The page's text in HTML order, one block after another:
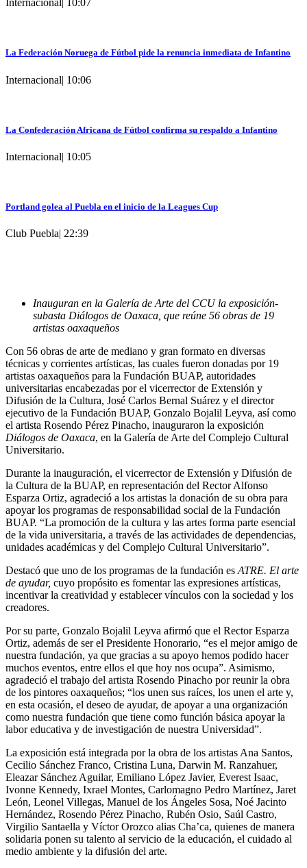
Internacional 10:07
La Federación Noruega de Fútbol pide la renuncia inmediata de Infantino
Internacional| 10:06
La Confederación Africana de Fútbol confirma su respaldo a Infantino
Internacional| 10:05
Portland golea al Puebla en el inicio de la Leagues Cup
Club Puebla| 22:39
Inauguran en la Galería de Arte del CCU la exposición-
subasta Diálogos de Oaxaca, que reúne 56 obras de 19
artistas oaxaqueños
Con 56 obras de arte de mediano y gran formato en diversas
técnicas y corrientes artísticas, las cuales fueron donadas por 19
artistas oaxaqueños para la Fundación BUAP, autoridades
universitarias encabezadas por el vicerrector de Extensión y
Difusión de la Cultura, José Carlos Bernal Suárez y el director
ejecutivo de la Fundación BUAP, Gonzalo Bojalil Leyva, así como
el artista Rosendo Pérez Pinacho, inauguraron la exposición
Diálogos de Oaxaca, en la Galería de Arte del Complejo Cultural
Universitario.
Durante la inauguración, el vicerrector de Extensión y Difusión de
la Cultura de la BUAP, en representación del Rector Alfonso
Esparza Ortiz, agradeció a los artistas la donación de su obra para
apoyar los programas de responsabilidad social de la Fundación
BUAP. “La promoción de la cultura y las artes forma parte esencial
de la vida universitaria, a través de las actividades de dependencias,
unidades académicas y del Complejo Cultural Universitario”.
Destacó que uno de los programas de la fundación es ATRE. El arte
de ayudar, cuyo propósito es fomentar las expresiones artísticas,
incentivar la creatividad y establecer vínculos con la sociedad y los
creadores.
Por su parte, Gonzalo Bojalil Leyva afirmó que el Rector Esparza
Ortiz, además de ser el Presidente Honorario, “es el mejor amigo de
nuestra fundación, ya que gracias a su apoyo hemos podido hacer
muchos eventos, entre ellos el que hoy nos ocupa”. Asimismo,
agradeció el trabajo del artista Rosendo Pinacho por reunir la obra
de los pintores oaxaqueños; “los unen sus raíces, los unen el arte y,
en esta ocasión, el deseo de ayudar, de apoyar a una organización
como nuestra fundación que tiene como función básica apoyar la
labor educativa y de investigación de nuestra Universidad”.
La exposición está integrada por la obra de los artistas Ana Santos,
Cecilio Sánchez Franco, Cristina Luna, Darwin M. Ranzahuer,
Eleazar Sánchez Aguilar, Emiliano López Javier, Everest Isaac,
Ivonne Kennedy, Ixrael Montes, Carlomagno Pedro Martínez, Jaret
León, Leonel Villegas, Manuel de los Ángeles Sosa, Noé Jacinto
Hernández, Rosendo Pérez Pinacho, Rubén Osio, Saúl Castro,
Virgilio Santaella y Víctor Orozco alias Cha’ca, quienes de manera
solidaria ponen su talento al servicio de la educación, el cuidado al
medio ambiente y la difusión del arte.